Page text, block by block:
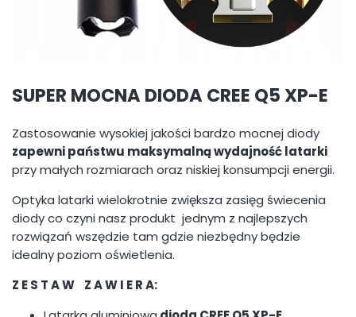
SUPER MOCNA DIODA CREE Q5 XP-E
Zastosowanie wysokiej jakości bardzo mocnej diody
zapewni państwu maksymalną wydajność latarki
przy małych rozmiarach oraz niskiej konsumpcji energii.
Optyka latarki wielokrotnie zwiększa zasięg świecenia
diody co czyni nasz produkt jednym z najlepszych
rozwiązań wszędzie tam gdzie niezbędny będzie
idealny poziom oświetlenia.
Z E S T A W Z A W I E R A: